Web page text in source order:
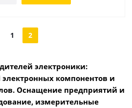
1 2
электроники:
компонентов и
Оснащение предприятий и
измерительные